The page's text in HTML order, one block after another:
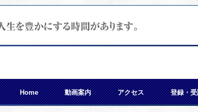
登録・
アクセス
動画案内
Home